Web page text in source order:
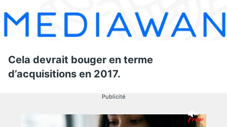
Cela devrait bouger en terme
d’acquisitions en 2017.
Publicité